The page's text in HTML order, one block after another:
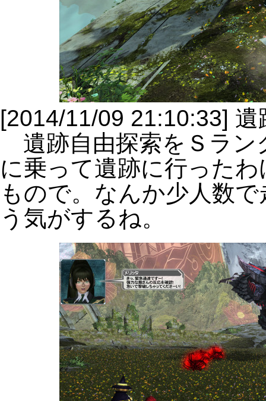
[2014/11/09 21:10:33]
遺跡自由探索をＳラン
に乗って遺跡に行った
もので。なんか少人数
う気がするね。